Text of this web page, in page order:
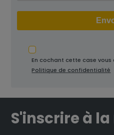
En cochant cette case
Politique de confidentialité
S'inscrire à